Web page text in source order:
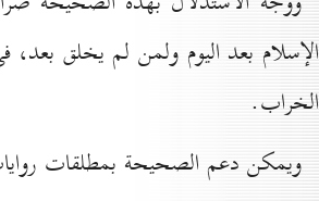
الإسلام بعد اليوم ولمن لم يخلق
الخراب.
ويمكن دعم الصحيحة بمطلقات